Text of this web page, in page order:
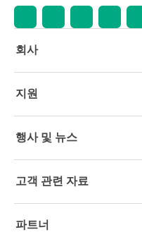
회사
HPE 소개
기업의 책임
HPE Labs
지원
운영 지원 서비스
소프트웨어 및 드라이버
행사 및 뉴스
행사
고객 관련 자료
문의하기
파트너